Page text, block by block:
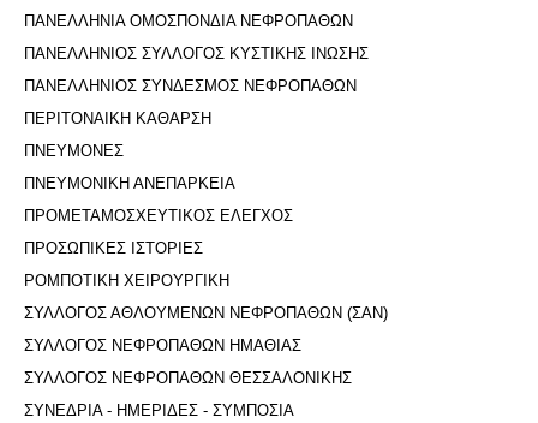
ΠΑΝΕΛΛΗΝΙΑ ΟΜΟΣΠΟΝΔΙΑ ΝΕΦΡΟΠΑΘΩΝ
ΠΑΝΕΛΛΗΝΙΟΣ ΣΥΛΛΟΓΟΣ ΚΥΣΤΙΚΗΣ ΙΝΩΣΗΣ
ΠΑΝΕΛΛΗΝΙΟΣ ΣΥΝΔΕΣΜΟΣ ΝΕΦΡΟΠΑΘΩΝ
ΠΕΡΙΤΟΝΑΙΚΗ ΚΑΘΑΡΣΗ
ΠΝΕΥΜΟΝΕΣ
ΠΝΕΥΜΟΝΙΚΗ ΑΝΕΠΑΡΚΕΙΑ
ΠΡΟΜΕΤΑΜΟΣΧΕΥΤΙΚΟΣ ΕΛΕΓΧΟΣ
ΠΡΟΣΩΠΙΚΕΣ ΙΣΤΟΡΙΕΣ
ΡΟΜΠΟΤΙΚΗ ΧΕΙΡΟΥΡΓΙΚΗ
ΣΥΛΛΟΓΟΣ ΑΘΛΟΥΜΕΝΩΝ ΝΕΦΡΟΠΑΘΩΝ (ΣΑΝ)
ΣΥΛΛΟΓΟΣ ΝΕΦΡΟΠΑΘΩΝ ΗΜΑΘΙΑΣ
ΣΥΛΛΟΓΟΣ ΝΕΦΡΟΠΑΘΩΝ ΘΕΣΣΑΛΟΝΙΚΗΣ
ΣΥΝΕΔΡΙΑ - ΗΜΕΡΙΔΕΣ - ΣΥΜΠΟΣΙΑ